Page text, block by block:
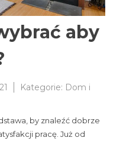
aby
Kategorie: Dom i
by znaleźć dobrze
pracę. Już od